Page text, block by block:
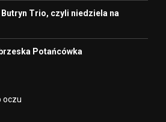
Trio, czyli niedziela na
Potańcówka
oczu